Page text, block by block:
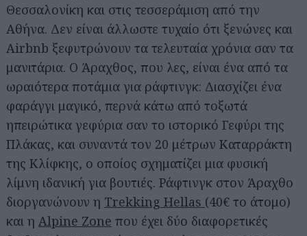
Θεσσαλονίκη και στις τεσσεράμιση από την
Αθήνα. Δεν είναι άλλωστε τυχαίο ότι ξενώνες και
Airbnb ξεφυτρώνουν τα τελευταία χρόνια σαν τα
μανιτάρια. Ο Άραχθος, που λες, είναι ένα από τα
ωραιότερα ποτάμια για ράφτινγκ: Διασχίζει ένα
φαράγγι μαγικό, περνά κάτω από τοξωτά
ηπειρώτικα γεφύρια σαν το ιστορικό Γεφύρι της
Πλάκας, και συναντά τον 20 μέτρων Καταρράκτη
της Κλίφκης, ο οποίος σχηματίζει μια φυσική
λίμνη ιδανική για βουτιές. Ράφτινγκ στον Άραχθο
διοργανώνουν η Trekking Hellas (40€ το άτομο)
και η Alpine Zone που έχει δύο διαφορετικές